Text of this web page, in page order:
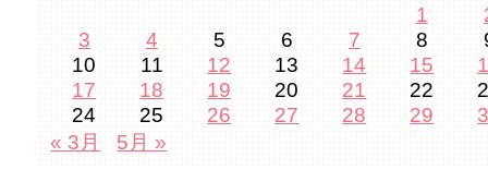
1
3
4 5 6 7 8
10
11 12 13 14 15
17
18 19 20 21 22
24
25 26 27 28 29
« 3月
5月 »